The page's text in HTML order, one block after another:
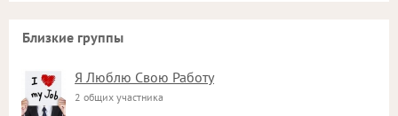
Близкие группы
Я Люблю Свою Работу
2 общих участника